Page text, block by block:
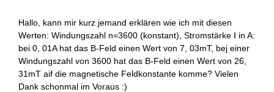
Hallo, kann mir kurz jemand erklären wie ich mit diesen
Werten: Windungszahl n=3600 (konstant), Stromstärke I in A:
bei 0, 01A hat das B-Feld einen Wert von 7, 03mT, bej einer
Windungszahl von 3600 hat das B-Feld einen Wert von 26,
31mT aif die magnetische Feldkonstante komme? Vielen
Dank schonmal im Voraus :)